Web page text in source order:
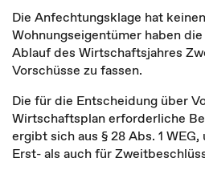
Die Anfechtungsklage hat
Wohnungseigentümer haben
Ablauf des Wirtschaftsjahres
Vorschüsse zu fassen.
Die für die Entscheidung über
Wirtschaftsplan erforderliche
ergibt sich aus § 28 Abs. 1
Erst- als auch für